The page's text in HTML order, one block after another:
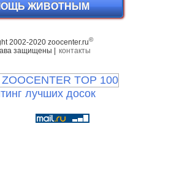
ЖИВОТНЫМ
2002-2020 zoocenter.ru©
защищены | контакты